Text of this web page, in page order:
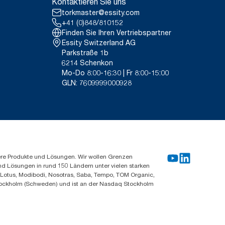
torkmaster@essity.com
+41 (0)848/810152
Finden Sie Ihren Vertriebspartner
Essity Switzerland AG
Parkstraße 1b
6214 Schenkon
Mo-Do 8:00-16:30 | Fr 8:00-15:00
GLN: 7609999000928
Produkte und Lösungen. Wir wollen Grenzen
Lösungen in rund 150 Ländern unter vielen starken
Modibodi, Nosotras, Saba, Tempo, TOM Organic,
(Schweden) und ist an der Nasdaq Stockholm